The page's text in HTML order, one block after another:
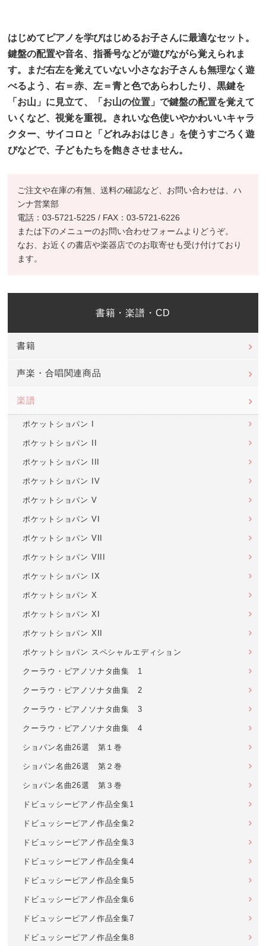
はじめてピアノを学びはじめるお子さんに最適なセット。
鍵盤の配置や音名、指番号などが遊びながら覚えられま
す。
まだ右左を覚えていない小さなお子さんも無理なく遊
べるよう、右＝赤、左＝青と色であらわしたり、黒鍵を
「お山」に見立て、「お山の位置」で鍵盤の配置を覚えて
いくなど、視覚を重視。きれいな色使いやかわいいキャラ
クター、サイコロと「どれみおはじき」を使うすごろく遊
びなどで、子どもたちを飽きさせません。
ご注文や在庫の有無、送料の確認など、お問い合わせは、ハ
ンナ営業部
電話：03-5721-5225 / FAX：03-5721-6226
または下のメニューのお問い合わせフォームよりどうぞ。
なお、お近くの書店や楽器店でのお取寄せも受け付けており
ます。
書籍・楽譜・CD
書籍
声楽・合唱関連商品
楽譜
ポケットショパン I
ポケットショパン II
ポケットショパン III
ポケットショパン IV
ポケットショパン V
ポケットショパン VI
ポケットショパン VII
ポケットショパン VIII
ポケットショパン IX
ポケットショパン X
ポケットショパン XI
ポケットショパン XII
ポケットショパン スペシャルエディション
クーラウ・ピアノソナタ曲集 1
クーラウ・ピアノソナタ曲集 2
クーラウ・ピアノソナタ曲集 3
クーラウ・ピアノソナタ曲集 4
ショパン名曲26選 第１巻
ショパン名曲26選 第２巻
ショパン名曲26選 第３巻
ドビュッシーピアノ作品全集1
ドビュッシーピアノ作品全集2
ドビュッシーピアノ作品全集3
ドビュッシーピアノ作品全集4
ドビュッシーピアノ作品全集5
ドビュッシーピアノ作品全集6
ドビュッシーピアノ作品全集7
ドビュッシーピアノ作品全集8